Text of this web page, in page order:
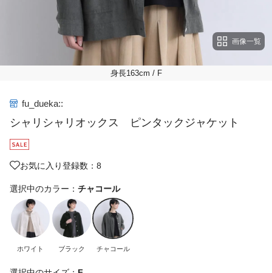
画像一覧
身長163cm / F
fu_dueka::
シャリシャリオックス ピンタックジャケット
お気に入り登録数：8
選択中のカラー： チャコール
ホワイト ブラック チャコール